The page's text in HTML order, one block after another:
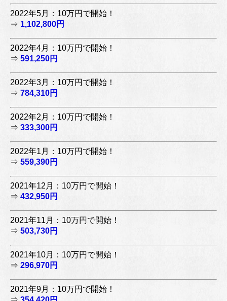
2022年5月：10万円で開始！
⇒ 1,102,800円
2022年4月：10万円で開始！
⇒ 591,250円
2022年3月：10万円で開始！
⇒ 784,310円
2022年2月：10万円で開始！
⇒ 333,300円
2022年1月：10万円で開始！
⇒ 559,390円
2021年12月：10万円で開始！
⇒ 432,950円
2021年11月：10万円で開始！
⇒ 503,730円
2021年10月：10万円で開始！
⇒ 296,970円
2021年9月：10万円で開始！